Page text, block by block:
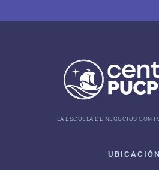
LA ESCUELA DE NEGOCIOS CON
UBICACIÓN